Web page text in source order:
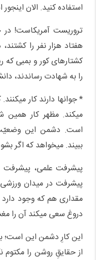
استفاده کنید. الان
تروریست آمریکاست!
هفتاد هزار نفر را
کشتارهای کور و بمبی
را به شهادت رساندند،
* جوانها دارند کار
میکند. مظهر کار همین
است. دشمن این وضعیّت
ببیند. میخواهد که اگر
پیشرفت علمی، پیشرفت
پیشرفت در میدان ورزشی
مقداری هم که وجود دارد
دروغ سعی میکند آن را
این کارِ دشمن این است؛
از حقایقِ روشن را مکتوم